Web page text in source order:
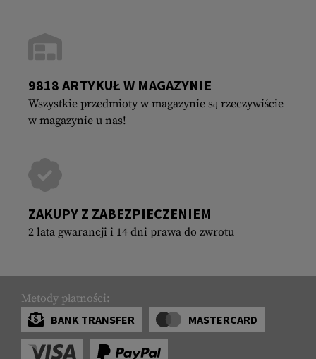
9818 ARTYKUŁ W MAGAZYNIE
Wszystkie przedmioty w magazynie są rzeczywiście
w magazynie u nas!
ZAKUPY Z ZABEZPIECZENIEM
2 lata gwarancji i 14 dni prawa do zwrotu
Metody płatności:
BANK TRANSFER
MASTERCARD